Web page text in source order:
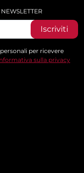
Iscriviti
per ricevere
sulla privacy